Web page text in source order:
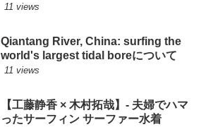
11 views
Qiantang River, China: surfing the
world's largest tidal boreについて
11 views
【工藤静香 × 木村拓哉】- 夫婦でハマ
ったサーフィン サーファー水着